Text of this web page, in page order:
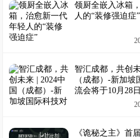
领厨全嵌入冰箱
人的“装修强迫症”
智汇成都，共创
（成都）-新加
流会将于10月28
《诡秘之主》首